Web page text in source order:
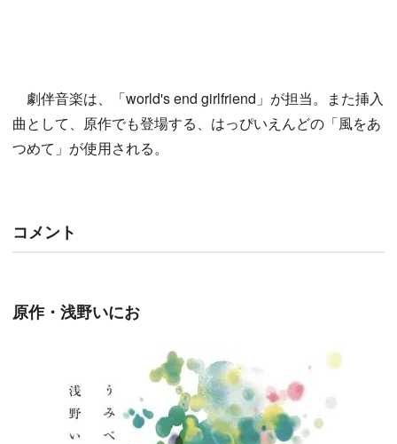
劇伴音楽は、「world's end girlfriend」が担当。また挿入
曲として、原作でも登場する、はっぴいえんどの「風をあ
つめて」が使用される。
コメント
原作・浅野いにお